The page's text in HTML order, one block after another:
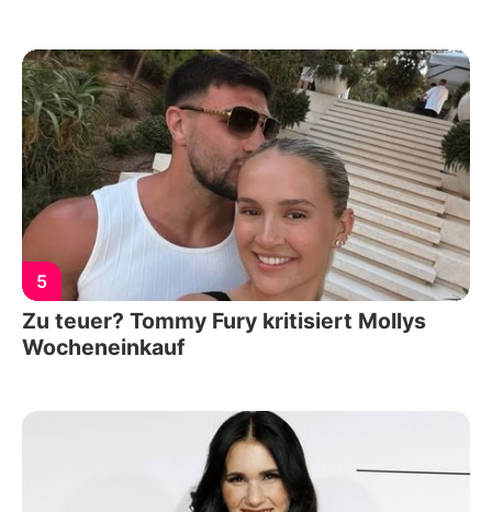
5
Zu teuer? Tommy Fury kritisiert Mollys
Wocheneinkauf